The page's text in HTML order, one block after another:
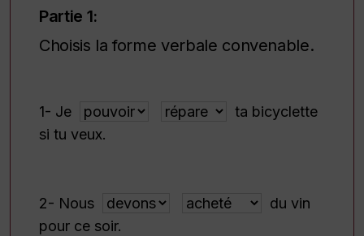
Partie 1:
Choisis la forme verbale convenable.
1- Je
ta bicyclette
si tu veux.
2- Nous
du vin
pour ce soir.